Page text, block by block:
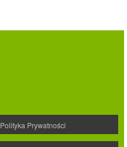
Polityka Prywatności